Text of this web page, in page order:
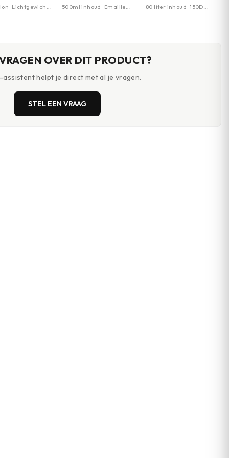
· Lichtgewicht ·
500ml inhoud · Emaille
80 liter inhoud · 150D
OVER DIT PRODUCT?
assistent helpt je direct met al je vragen.
STEL EEN VRAAG